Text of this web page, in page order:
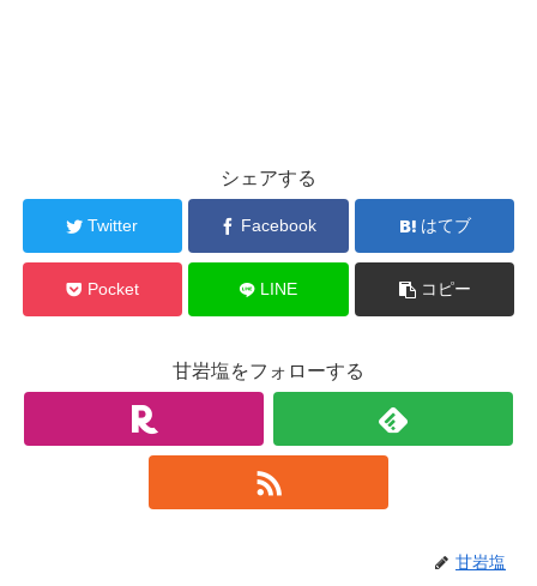
シェアする
Twitter Facebook はてブ
Pocket LINE コピー
甘岩塩をフォローする
甘岩塩